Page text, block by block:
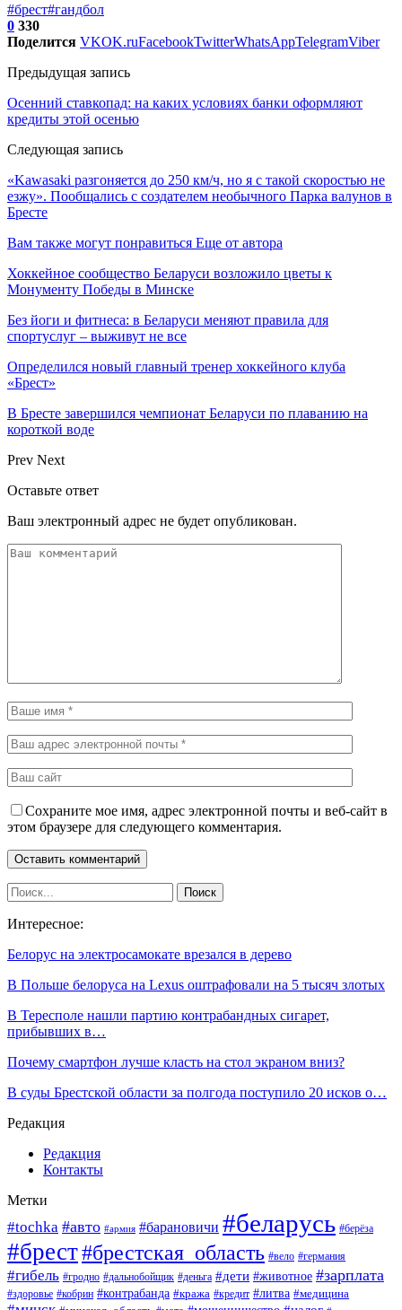
#брест#гандбол
0 330
Поделится VKOK.ruFacebookTwitterWhatsAppTelegramViber
Предыдущая запись
Осенний ставкопад: на каких условиях банки оформляют
кредиты этой осенью
Следующая запись
«Kawasaki разгоняется до 250 км/ч, но я с такой скоростью не
езжу». Пообщались с создателем необычного Парка валунов в
Бресте
Вам также могут понравиться Еще от автора
Хоккейное сообщество Беларуси возложило цветы к
Монументу Победы в Минске
Без йоги и фитнеса: в Беларуси меняют правила для
спортуслуг – выживут не все
Определился новый главный тренер хоккейного клуба
«Брест»
В Бресте завершился чемпионат Беларуси по плаванию на
короткой воде
Prev Next
Оставьте ответ
Ваш электронный адрес не будет опубликован.
Сохраните мое имя, адрес электронной почты и веб-сайт в
этом браузере для следующего комментария.
Интересное:
Белорус на электросамокате врезался в дерево
В Польше белоруса на Lexus оштрафовали на 5 тысяч злотых
В Тересполе нашли партию контрабандных сигарет,
прибывших в…
Почему смартфон лучше класть на стол экраном вниз?
В суды Брестской области за полгода поступило 20 исков о…
Редакция
Редакция
Контакты
Метки
#tochka #авто #армия #барановичи #беларусь #берёза
#брест#брестская_область #вело #германия
#гибель #гродно #дальнобойщик #деньга #дети #животное #зарплата
#здоровье #кобрин #контрабанда #кража #кредит #литва #медицина